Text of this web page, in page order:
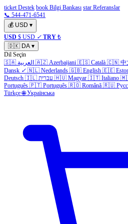
ticket Destek book Bilgi Bankası star Referanslar
📞 544-471-6541
💰 USD ▾
USD $ USD ✓ TRY ₺
🇩🇰 DA ▾
Dil Seçin
🇸🇦 العربية 🇦🇿 Azerbaijani 🇪🇸 Català 🇨🇳 中
Dansk ✓ 🇳🇱 Nederlands 🇬🇧 English 🇪🇪
Deutsch 🇮🇱 עברית 🇭🇺 Magyar 🇮🇹 Italiano
Português 🇵🇹 Português 🇷🇴 Română 🇷🇺
Türkçe 🌐 Українська